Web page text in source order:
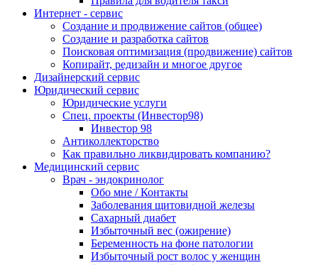
Интернет - сервис
Создание и продвижение сайтов (общее)
Создание и разработка сайтов
Поисковая оптимизация (продвижение) сайтов
Копирайт, редизайн и многое другое
Дизайнерский сервис
Юридический сервис
Юридические услуги
Спец. проекты (Инвестор98)
Инвестор 98
Антиколлекторство
Как правильно ликвидировать компанию?
Медицинский сервис
Врач - эндокринолог
Обо мне / Контакты
Заболевания щитовидной железы
Сахарный диабет
Избыточный вес (ожирение)
Беременность на фоне патологии
Избыточный рост волос у женщин